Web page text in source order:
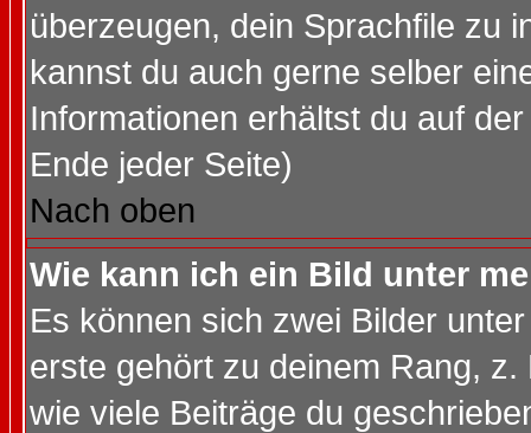
überzeugen, dein Sprachfile zu
kannst du auch gerne selber
Informationen erhältst du auf
Ende jeder Seite)
Nach oben
Wie kann ich ein Bild unter
Es können sich zwei Bilder
erste gehört zu deinem Rang,
wie viele Beiträge du